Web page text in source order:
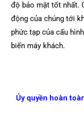
độ bảo mật tốt nhất.
động của chúng tới
phức tạp của cấu
biến máy khách.
Ủy quyền hoàn